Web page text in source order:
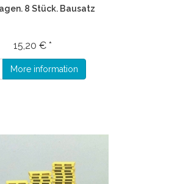
8 Stück. Bausatz
15,20 € *
More information